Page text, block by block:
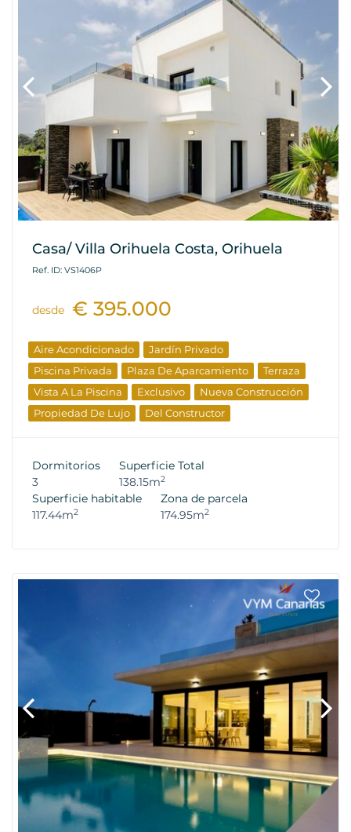
Casa/ Villa Orihuela Costa, Orihuela
Ref. ID: VS1406P
desde € 395.000
Aire Acondicionado
Jardín Privado
Piscina Privada
Plaza De Aparcamiento
Terraza
Vista A La Piscina
Exclusivo
Nueva Construcción
Propiedad De Lujo
Del Constructor
Dormitorios
3
Superficie Total
138.15m2
Superficie habitable
117.44m2
Zona de parcela
174.95m2